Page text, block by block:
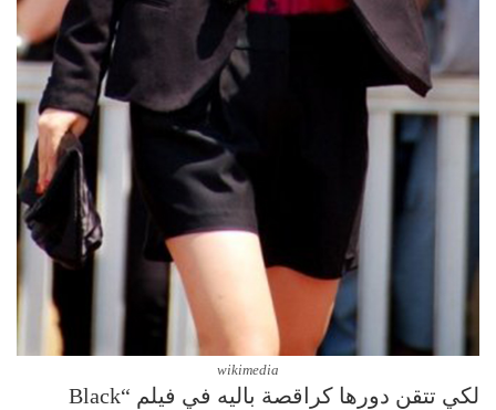
wikimedia
لكي تتقن دورها كراقصة باليه في فيلم “Black